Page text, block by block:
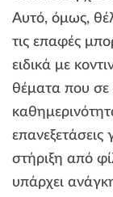
Αυτό, όμως,
τις επαφές
ειδικά με
θέματα που σε
επανεξετάσεις
στήριξη από
υπάρχει